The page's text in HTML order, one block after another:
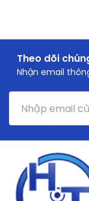
Theo dõi
Nhận email